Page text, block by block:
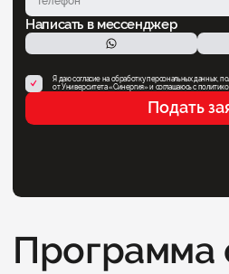
Написать в мессенджер
Я даю согласие на обработку персональных данных,
от Университета «Синергия» и соглашаюсь c
Подать
Программа